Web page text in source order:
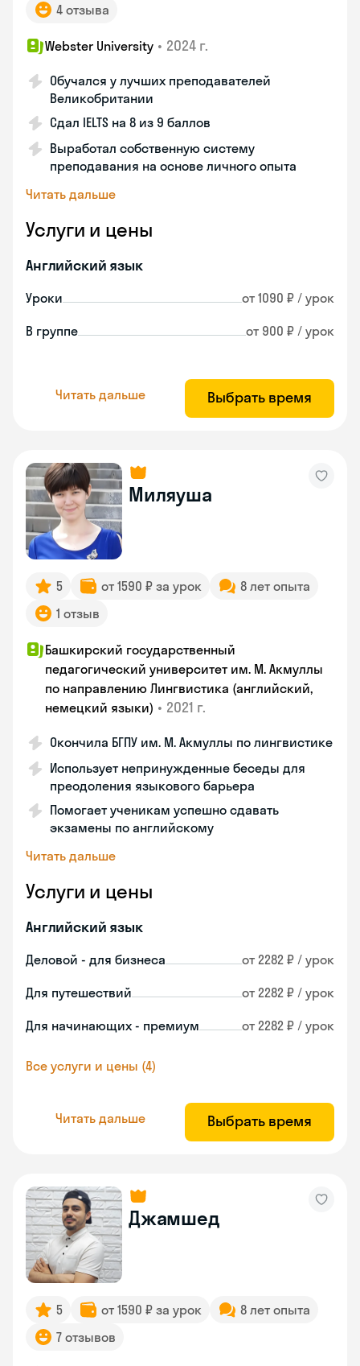
4 отзыва
Webster University • 2024 г.
Обучался у лучших преподавателей
Великобритании
Сдал IELTS на 8 из 9 баллов
Выработал собственную систему
преподавания на основе личного опыта
Читать дальше
Услуги и цены
Английский язык
Уроки от 1090 ₽ / урок
В группе от 900 ₽ / урок
Читать дальше Выбрать время
Миляуша
5 от 1590 ₽ за урок
8 лет опыта
1 отзыв
Башкирский государственный
педагогический университет им. М. Акмуллы
по направлению Лингвистика (английский,
немецкий языки) • 2021 г.
Окончила БГПУ им. М. Акмуллы по лингвистике
Использует непринужденные беседы для
преодоления языкового барьера
Помогает ученикам успешно сдавать
экзамены по английскому
Читать дальше
Услуги и цены
Английский язык
Деловой - для бизнеса от 2282 ₽ / урок
Для путешествий от 2282 ₽ / урок
Для начинающих - премиум от 2282 ₽ / урок
Все услуги и цены (4)
Читать дальше Выбрать время
Джамшед
5 от 1590 ₽ за урок
8 лет опыта
7 отзывов